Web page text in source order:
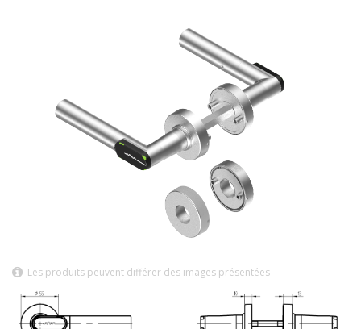
Les produits peuvent différer des images présentées